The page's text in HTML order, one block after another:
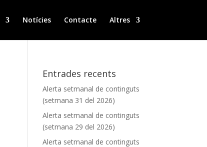
Notícies Contacte Altres
Entrades recents
Alerta setmanal de continguts
(setmana 31 del 2026)
Alerta setmanal de continguts
(setmana 29 del 2026)
Alerta setmanal de continguts